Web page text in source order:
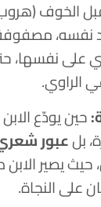
الخوف (هروب
نفسه،
على نفسها،
الراوي.
حين يودّع
بلعبور
، حيث يصير
على النجاة.